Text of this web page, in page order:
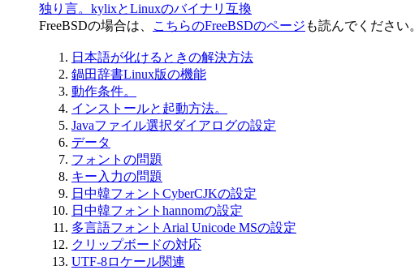
独り言。kylixとLinuxのバイナリ互換
FreeBSDの場合は、
こちらのFreeBSDのページ も読んでください。
日本語が化けるときの解決方法
鍋田辞書Linux版の機能
動作条件。
インストールと起動方法。
Javaファイル選択ダイアログの設定
データ
フォントの問題
キー入力の問題
日中韓フォントCyberCJKの設定
日中韓フォントhannomの設定
多言語フォントArial Unicode MSの設定
クリップボードの対応
UTF-8ロケール関連